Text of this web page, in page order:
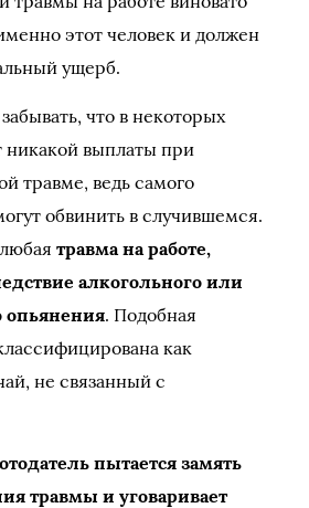
этот человек и должен
ущерб.
что в некоторых
никакой выплаты при
травме, ведь самого
обвинить в случившемся.
травма на работе,
алкогольного или
опьянения. Подобная
как
не связанный с
пытается замять
травмы и уговаривает